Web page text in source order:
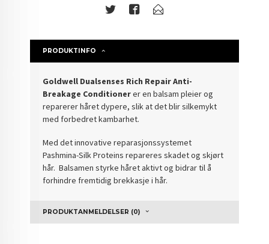
PRODUKTINFO
Goldwell Dualsenses Rich Repair Anti-
Breakage Conditionerer en balsam pleier og
reparerer håret dypere, slik at det blir silkemykt
med forbedret kambarhet.
Med det innovative reparasjonssystemet
Pashmina-Silk Proteins repareres skadet og skjørt
hår. Balsamen styrke håret aktivt og bidrar til å
forhindre fremtidig brekkasje i hår.
PRODUKTANMELDELSER (0)